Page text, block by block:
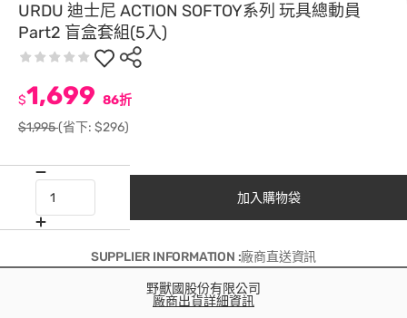
URDU 迪士尼 ACTION SOFTOY系列 玩具總動員
Part2 盲盒套組(5入)
$1,699 86折
$1,995(省下: $296)
加入購物袋
SUPPLIER INFORMATION :廠商直送資訊
野獸國股份有限公司
廠商出貨詳細資訊